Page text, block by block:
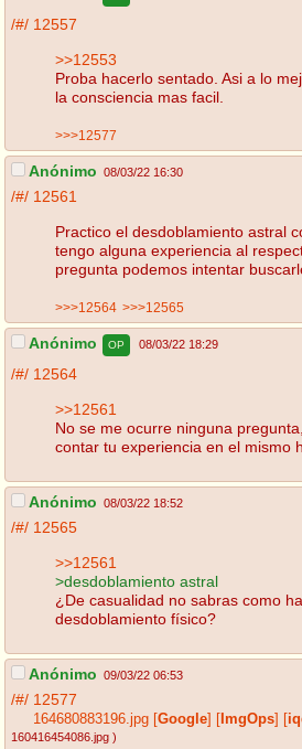
/#/ 12557
>>12553
Proba hacerlo sentado. Asi a lo
la consciencia mas facil.
>>>12577
Anónimo 08/03/22 16:30
/#/ 12561
Practico el desdoblamiento astral
tengo alguna experiencia al
pregunta podemos intentar
>>>12564 >>>12565
Anónimo OP 08/03/22 18:29
/#/ 12564
>>12561
No se me ocurre ninguna
contar tu experiencia en el mismo
Anónimo 08/03/22 18:52
/#/ 12565
>>12561
>desdoblamiento astral
¿De casualidad no sabras como
desdoblamiento físico?
Anónimo 09/03/22 06:53
/#/ 12577
164680883196.jpg Google ImgOps
160416454086.jpg )